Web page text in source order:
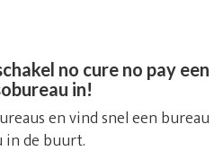
no cure no pay een
in!
en vind snel een bureau
de buurt.